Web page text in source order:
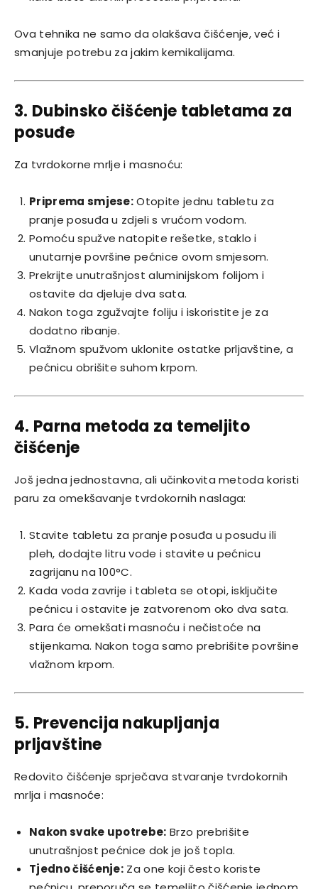
Ova tehnika ne samo da olakšava čišćenje, već i
smanjuje potrebu za jakim kemikalijama.
3. Dubinsko čišćenje tabletama za
posuđe
Za tvrdokorne mrlje i masnoću:
Priprema smjese:Otopite jednu tabletu za
pranje posuđa u zdjeli s vrućom vodom.
Pomoću spužve natopite rešetke, staklo i
unutarnje površine pećnice ovom smjesom.
Prekrijte unutrašnjost aluminijskom folijom i
ostavite da djeluje dva sata.
Nakon toga zgužvajte foliju i iskoristite je za
dodatno ribanje.
Vlažnom spužvom uklonite ostatke prljavštine, a
pećnicu obrišite suhom krpom.
4. Parna metoda za temeljito
čišćenje
Još jedna jednostavna, ali učinkovita metoda koristi
paru za omekšavanje tvrdokornih naslaga:
Stavite tabletu za pranje posuđa u posudu ili
pleh, dodajte litru vode i stavite u pećnicu
zagrijanu na 100°C.
Kada voda zavrije i tableta se otopi, isključite
pećnicu i ostavite je zatvorenom oko dva sata.
Para će omekšati masnoću i nečistoće na
stijenkama. Nakon toga samo prebrišite površine
vlažnom krpom.
5. Prevencija nakupljanja
prljavštine
Redovito čišćenje sprječava stvaranje tvrdokornih
mrlja i masnoće:
Nakon svake upotrebe: Brzo prebrišite
unutrašnjost pećnice dok je još topla.
Tjedno čišćenje: Za one koji često koriste